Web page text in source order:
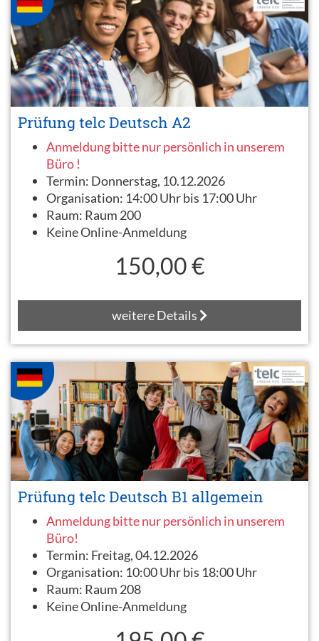
Prüfung telc Deutsch A2
Anmeldung bitte nur persönlich in unserem
Büro !
Termin: Donnerstag, 10.12.2026
Organisation: 14:00 Uhr bis 17:00 Uhr
Raum: Raum 200
Keine Online-Anmeldung
150,00 €
weitere Details
Prüfung telc Deutsch B1 allgemein
Anmeldung bitte nur persönlich in unserem
Büro!
Termin: Freitag, 04.12.2026
Organisation: 10:00 Uhr bis 18:00 Uhr
Raum: Raum 208
Keine Online-Anmeldung